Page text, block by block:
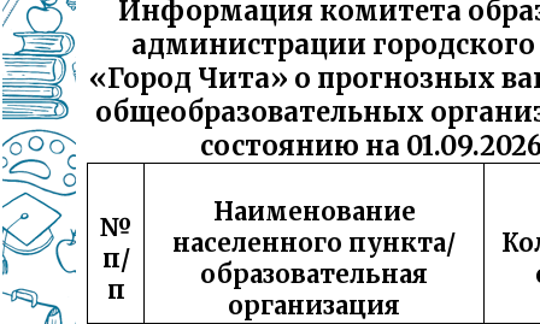
Информация комитета
администрации городского
«Город Чита» о прогнозных
общеобразовательных
состоянию на
№
п/
п
Наименование
населенного пункта/
образовательная
организация